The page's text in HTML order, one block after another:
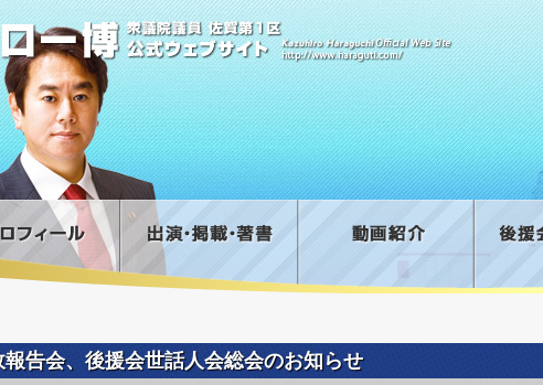
報告会、後援会世話人会総会のお知らせ